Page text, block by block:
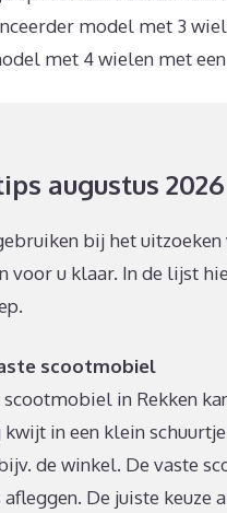
model met 3
met 4 wielen met
augustus 2026
bij het
voor u klaar. In de lijst
scootmobiel
scootmobiel in Rekken
kwijt in een klein
de winkel. De vaste
De juiste keuze